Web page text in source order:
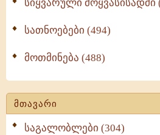
სიყვარული მოყვასისადმი
სათნოებები (494)
მოთმინება (488)
მთავარი
საგალობლები (304)